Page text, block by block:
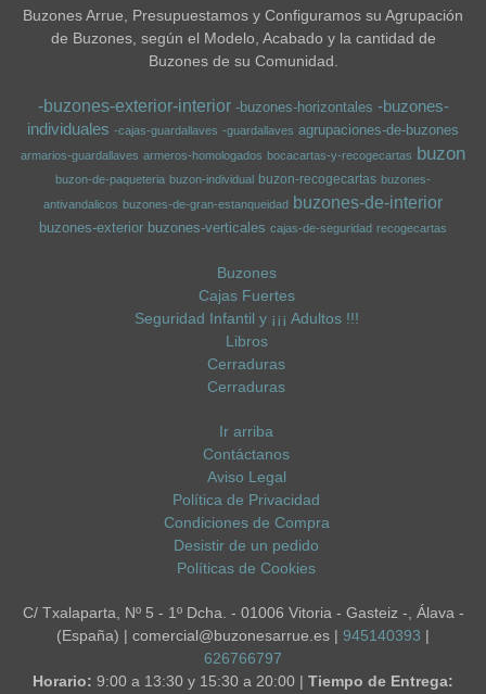
Buzones Arrue, Presupuestamos y Configuramos su Agrupación
de Buzones, según el Modelo, Acabado y la cantidad de
Buzones de su Comunidad.
-buzones-exterior-interior -buzones-horizontales -buzones-
individuales -cajas-guardallaves -guardallaves agrupaciones-de-buzones
armarios-guardallaves armeros-homologados bocacartas-y-recogecartas buzon
buzon-de-paqueteria buzon-individual buzon-recogecartas buzones-
antivandalicos buzones-de-gran-estanqueidad buzones-de-interior
buzones-exterior buzones-verticales cajas-de-seguridad recogecartas
Buzones
Cajas Fuertes
Seguridad Infantil y ¡¡¡ Adultos !!!
Libros
Cerraduras
Cerraduras
Ir arriba
Contáctanos
Aviso Legal
Política de Privacidad
Condiciones de Compra
Desistir de un pedido
Políticas de Cookies
C/ Txalaparta, Nº 5 - 1º Dcha. - 01006 Vitoria - Gasteiz -, Álava -
(España) | comercial@buzonesarrue.es | 945140393 |
626766797
Horario: 9:00 a 13:30 y 15:30 a 20:00 | Tiempo de Entrega: